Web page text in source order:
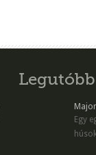
Egy